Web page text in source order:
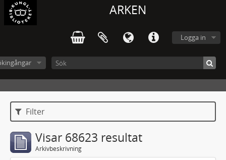
ARKEN
Logga in
Filter
Visar 68623 resultat
Arkivbeskrivning